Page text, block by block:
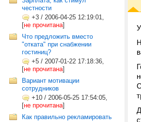
честности
+3 / 2006-04-25 12:19:01,
[не прочитана]
Что предложить вместо
"отката" при снабжении
гостиниц?
+5 / 2007-01-22 17:18:36,
[не прочитана]
Вариант мотивации
сотрудников
+10 / 2006-05-25 17:54:05,
[не прочитана]
Как правильно рекламировать